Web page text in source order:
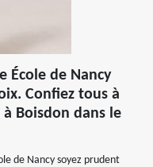
École de Nancy
Confiez tous à
Boisdon dans le
de Nancy soyez prudent